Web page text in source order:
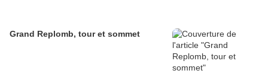
Grand Replomb, tour et sommet